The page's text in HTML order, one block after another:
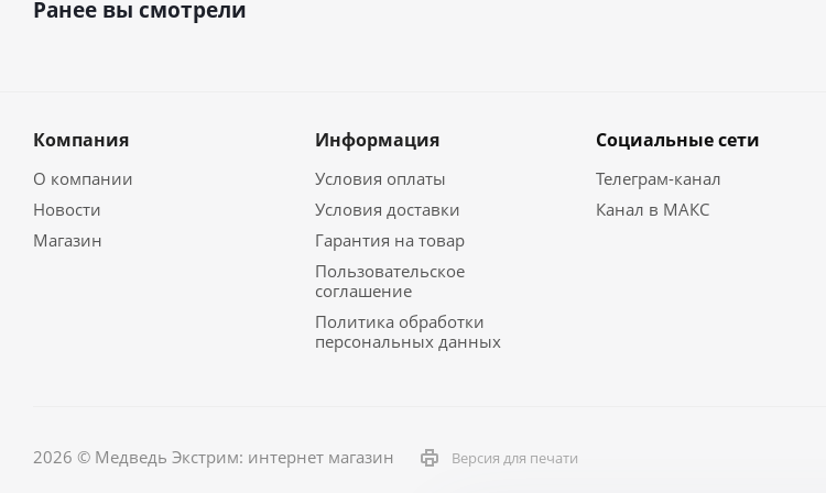
Ранее вы смотрели
Компания
О компании
Новости
Магазин
Информация
Условия оплаты
Условия доставки
Гарантия на товар
Пользовательское
соглашение
Политика обработки
персональных данных
Социальные сети
Телеграм-канал
Канал в МАКС
2026 © Медведь Экстрим: интернет магазин Версия для печати